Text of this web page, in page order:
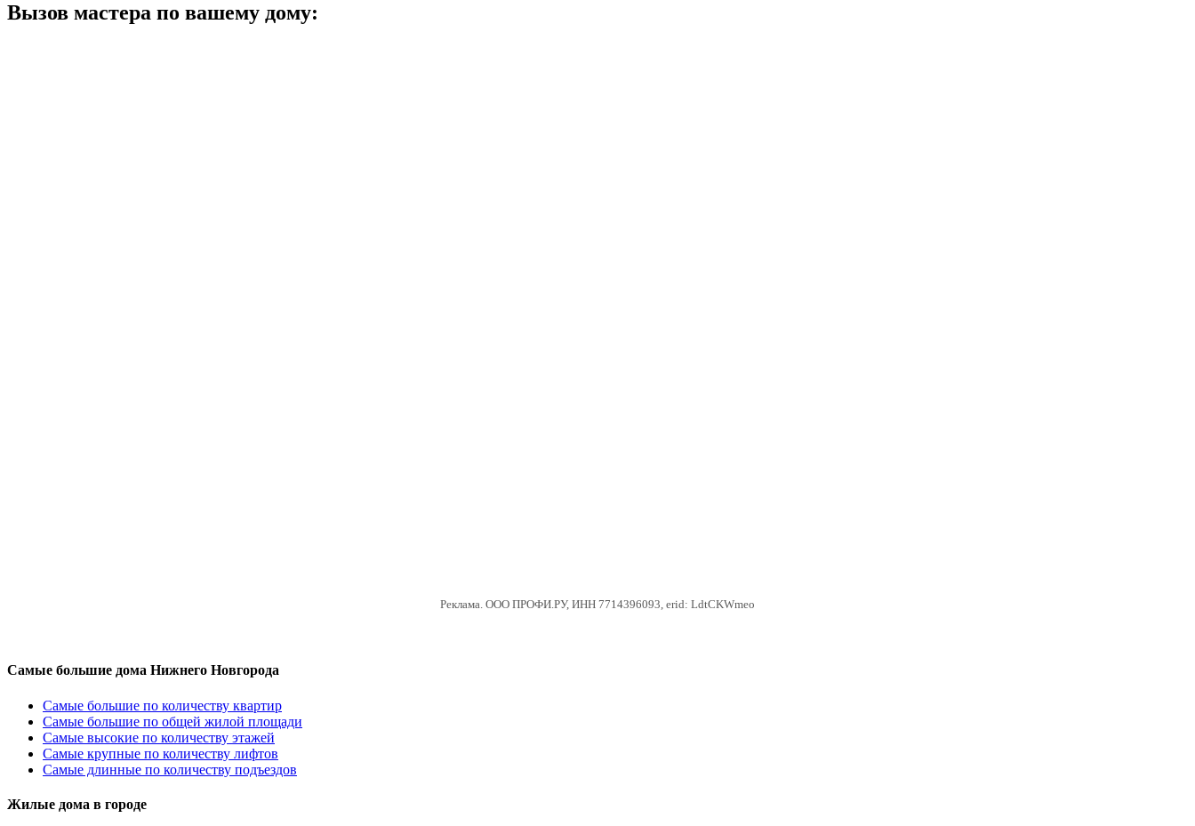
Вызов мастера по вашему дому:
Реклама. ООО ПРОФИ.РУ, ИНН 7714396093, erid: LdtCKWmeo
Самые большие дома Нижнего Новгорода
Самые большие по количеству квартир
Самые большие по общей жилой площади
Самые высокие по количеству этажей
Самые крупные по количеству лифтов
Самые длинные по количеству подъездов
Жилые дома в городе